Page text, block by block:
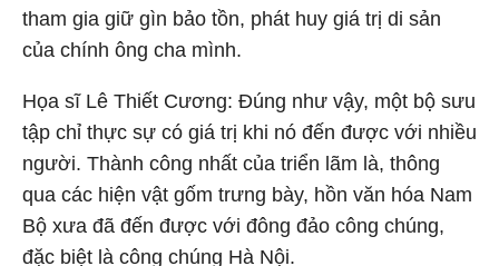
tham gia giữ gìn bảo tồn, phát huy giá trị di sản
của chính ông cha mình.
Họa sĩ Lê Thiết Cương: Đúng như vậy, một bộ sưu
tập chỉ thực sự có giá trị khi nó đến được với nhiều
người. Thành công nhất của triển lãm là, thông
qua các hiện vật gốm trưng bày, hồn văn hóa Nam
Bộ xưa đã đến được với đông đảo công chúng,
đặc biệt là công chúng Hà Nội.